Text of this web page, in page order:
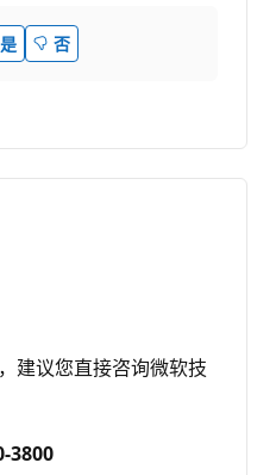
是 否
建议您直接咨询微软技
3800